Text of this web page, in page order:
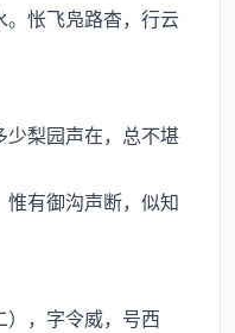
。怅飞凫路杳，行云
梨园声在，总不堪
有御沟声断，似知
，字令威，号西